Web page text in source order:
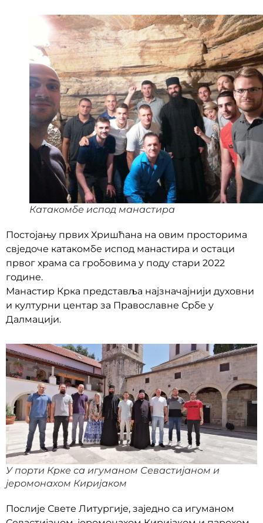
Катакомбе испод манастира
Постојању првих Хришћана на овим просторима
свједоче катакомбе испод манастира и остаци
првог храма са гробовима у поду стари 2022
године.
Манастир Крка представља најзначајнији духовни
и културни центар за Православне Србе у
Далмацији.
У порти Крке са игуманом Севастијаном и
јеромонахом Киријаком
Послије Свете Литургије, заједно са игуманом